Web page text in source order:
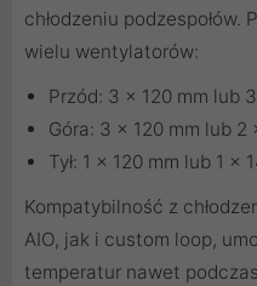
chłodzeniu
wielu wentylatorów:
Przód: 3 x 120 mm lub
Góra: 3 x 120 mm lub 2
Tył: 1 x 120 mm lub 1 x
Kompatybilność z
AIO, jak i custom loop,
temperatur nawet